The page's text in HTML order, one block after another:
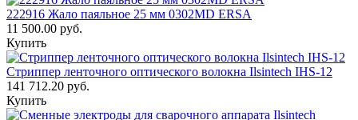
222916 Жало паяльное 25 мм 0302MD ERSA
11 500.00 руб.
Купить
Стриппер ленточного оптического волокна Ilsintech IHS-12
141 712.20 руб.
Купить